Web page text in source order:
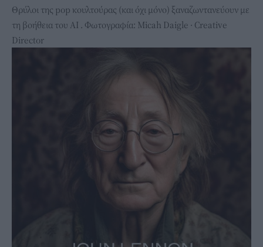
Θρύλοι της pop κουλτούρας (και όχι μόνο) ξαναζωντανεύουν με
τη βοήθεια του ΑΙ . Φωτογραφία: Micah Daigle · Creative
Director